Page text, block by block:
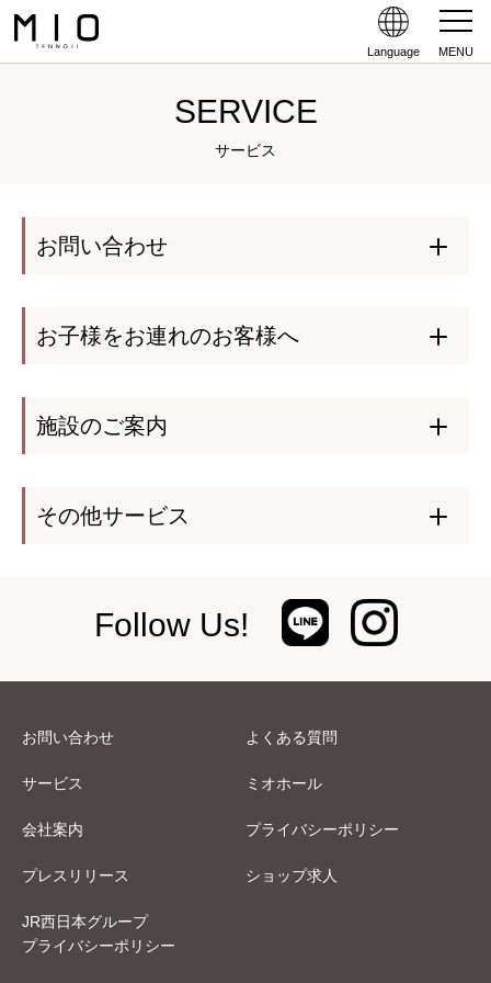
Language MENU
SERVICE
サービス
お問い合わせ
お子様をお連れのお客様へ
施設のご案内
その他サービス
Follow Us!
お問い合わせ よくある質問
サービス ミオホール
会社案内 プライバシーポリシー
プレスリリース ショップ求人
JR西日本グループ
プライバシーポリシー